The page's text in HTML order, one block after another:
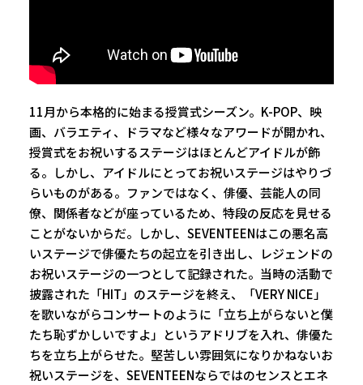
11月から本格的に始まる授賞式シーズン。K-POP、映
画、バラエティ、ドラマなど様々なアワードが開かれ、
授賞式をお祝いするステージはほとんどアイドルが飾
る。しかし、アイドルにとってお祝いステージはやりづ
らいものがある。ファンではなく、俳優、芸能人の同
僚、関係者などが座っているため、特段の反応を見せる
ことがないからだ。しかし、SEVENTEENはこの悪名高
いステージで俳優たちの起立を引き出し、レジェンドの
お祝いステージの一つとして記録された。当時の活動で
披露された「HIT」のステージを終え、「VERY NICE」
を歌いながらコンサートのように「立ち上がらないと僕
たち恥ずかしいですよ」というアドリブを入れ、俳優た
ちを立ち上がらせた。堅苦しい雰囲気になりかねないお
祝いステージを、SEVENTEENならではのセンスとエネ